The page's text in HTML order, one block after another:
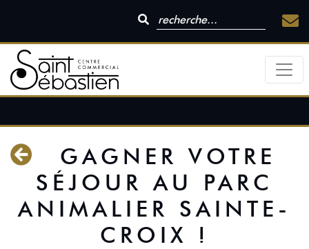
GAGNER VOTRE
SÉJOUR AU PARC
ANIMALIER SAINTE-
CROIX !